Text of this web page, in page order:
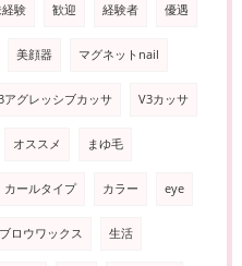
験 歓迎 経験者 優遇
美顔器 マグネットnail
アグレッシブカッサ V3カッサ
オススメ まゆ毛
カールタイプ カラー eye
ロウワックス 生活